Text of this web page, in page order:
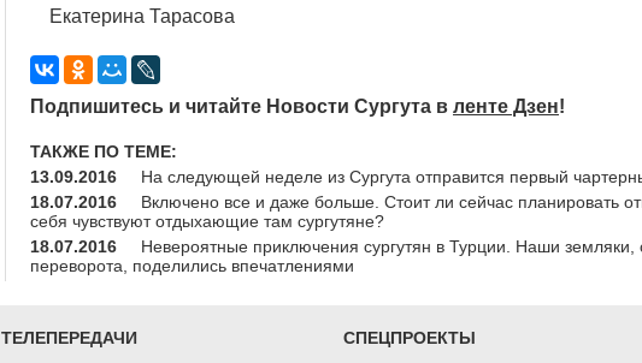
Екатерина Тарасова
Подпишитесь и читайте Новости Сургута в ленте Дзен!
ТАКЖЕ ПО ТЕМЕ:
13.09.2016
На следующей неделе из Сургута отправится первый
18.07.2016
Включено все и даже больше. Стоит ли сейчас планировать
себя чувствуют отдыхающие там сургутяне?
18.07.2016
Невероятные приключения сургутян в Турции. Наши земляки,
переворота, поделились впечатлениями
ТЕЛЕПЕРЕДАЧИ СПЕЦПРОЕКТЫ